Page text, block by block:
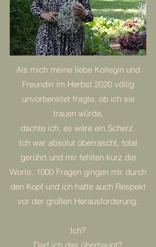
Als mich meine liebe Kollegin und
Freundin im Herbst 2020 völlig
unvorbereitet fragte, ob ich sie
trauen würde,
dachte ich, es wäre ein Scherz.
Ich war absolut überrascht, total
gerührt und mir fehlten kurz die
Worte. 1000 Fragen gingen mir durch
den Kopf und ich hatte auch Respekt
vor der großen Herausforderung.
Ich?
Darf ich das überhaupt?